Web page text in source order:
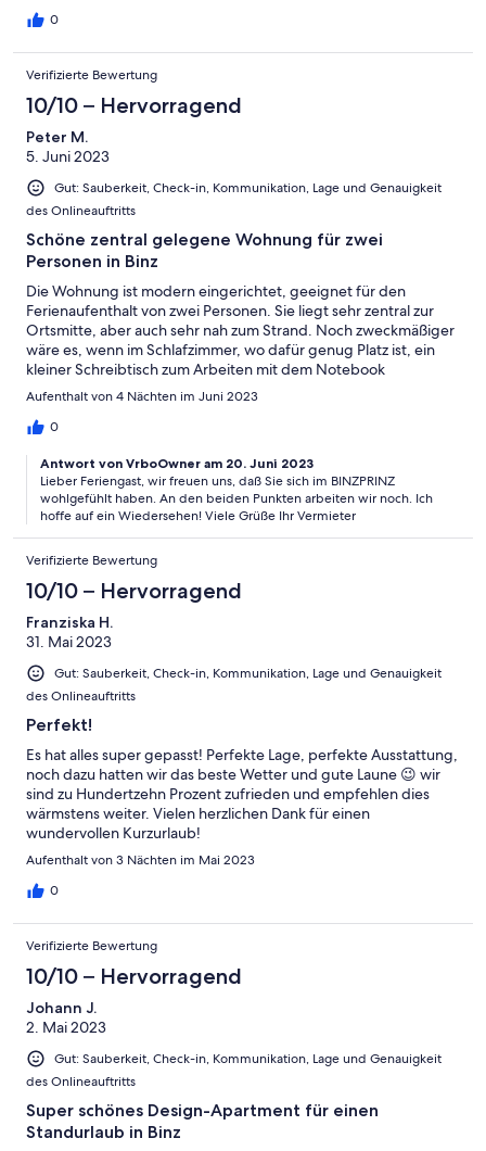
erfreulicherweise zur Wohnung gehört. Der Empfang und die
Durch die ausführliche Erklärung im Vorfeld war alles sehr
einfach und wir haben uns sofort sehr wohl gefühlt. Herzlichen
Dank, dass wir die Wohnung nutzen durften - wir werden auf
jeden Fall wiederkommen und die Wohnung unbedingt
weiterempfehlen.
0
Verifizierte Bewertung
10/10 – Hervorragend
Peter M.
5. Juni 2023
Gut: Sauberkeit, Check-in, Kommunikation, Lage und Genauigkeit
des Onlineauftritts
Schöne zentral gelegene Wohnung für zwei
Personen in Binz
Die Wohnung ist modern eingerichtet, geeignet für den
Ferienaufenthalt von zwei Personen. Sie liegt sehr zentral zur
Ortsmitte, aber auch sehr nah zum Strand. Noch zweckmäßiger
wäre es, wenn im Schlafzimmer, wo dafür genug Platz ist, ein
kleiner Schreibtisch zum Arbeiten mit dem Notebook
vorhanden wäre, dann bräuchte man nicht immer den kleinen
leistungsfähiger sein, es dauert sehr lange, bis der Geruch nach
Aufenthalt von 4 Nächten im Juni 2023
0
Antwort von VrboOwner am 20. Juni 2023
Lieber Feriengast, wir freuen uns, daß Sie sich im BINZPRINZ
wohlgefühlt haben. An den beiden Punkten arbeiten wir noch. Ich
hoffe auf ein Wiedersehen! Viele Grüße Ihr Vermieter
Verifizierte Bewertung
10/10 – Hervorragend
Franziska H.
31. Mai 2023
Gut: Sauberkeit, Check-in, Kommunikation, Lage und Genauigkeit
des Onlineauftritts
Perfekt!
Es hat alles super gepasst! Perfekte Lage, perfekte Ausstattung,
noch dazu hatten wir das beste Wetter und gute Laune 😉 wir
sind zu Hundertzehn Prozent zufrieden und empfehlen dies
wärmstens weiter. Vielen herzlichen Dank für einen
wundervollen Kurzurlaub!
Aufenthalt von 3 Nächten im Mai 2023
0
Verifizierte Bewertung
10/10 – Hervorragend
Johann J.
2. Mai 2023
Gut: Sauberkeit, Check-in, Kommunikation, Lage und Genauigkeit
des Onlineauftritts
Super schönes Design-Apartment für einen
Standurlaub in Binz